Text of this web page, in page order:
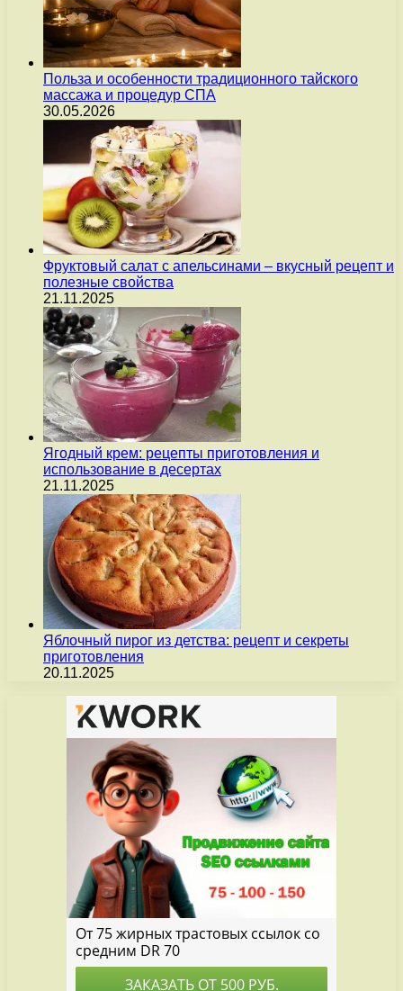
Польза и особенности традиционного тайского
массажа и процедур СПА
30.05.2026
Фруктовый салат с апельсинами – вкусный рецепт и
полезные свойства
21.11.2025
Ягодный крем: рецепты приготовления и
использование в десертах
21.11.2025
Яблочный пирог из детства: рецепт и секреты
приготовления
20.11.2025